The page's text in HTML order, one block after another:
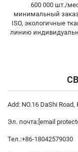
600 000 шт./
минимальный заказ
ISO, экологичные
линию
Add: NO.16 DaShi
Эл. почта: [email
Тел.:+86-18042579030